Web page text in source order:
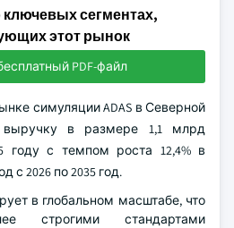
сегментах,
этот рынок
PDF-файл
симуляции ADAS в Северной
выручку в размере 1,1 млрд
году с темпом роста 12,4% в
с 2026 по 2035 год.
в глобальном масштабе, что
строгими стандартами